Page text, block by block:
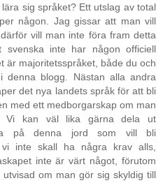
sig språket? Ett utslag av total
någon. Jag gissar att man vill
vill man inte föra fram detta
svenska inte har någon officiell
är majoritetsspråket, både du och
denna blogg. Nästan alla andra
det nya landets språk för att bli
med ett medborgarskap om man
Vi kan väl lika gärna dela ut
på denna jord som vill bli
inte skall ha några krav alls,
inte är värt något, förutom
om man gör sig skyldig till